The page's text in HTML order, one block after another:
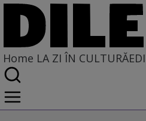
Home LA ZI ÎN CULTURĂ